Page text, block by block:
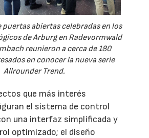
puertas abiertas celebradas en los
de Arburg en Radevormwald
reunieron a cerca de 180
en conocer la nueva serie
Allrounder Trend.
que más interés
el sistema de control
una interfaz simplificada y
optimizado; el diseño